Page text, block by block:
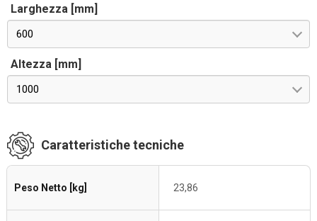
Larghezza [mm]
600
Altezza [mm]
1000
Caratteristiche tecniche
Peso Netto [kg] 23,86